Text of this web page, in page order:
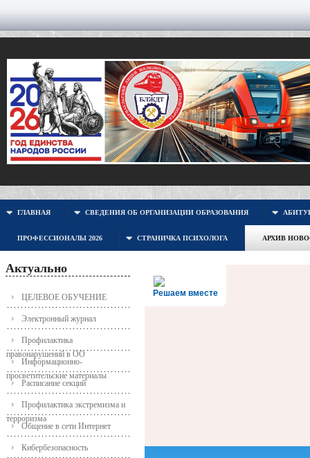
ГЛАВНАЯ СВЕДЕНИЯ ОБ ОРГАНИЗАЦИИ ОБРАЗОВАНИЯ
ПРОФЕССИОНАЛЫ 2026 СТРАНИЧКА ПСИХОЛОГА АРХИВ
Актуально
ЦЕЛЕВОЕ ОБУЧЕНИЕ
Электронный журнал
Профилактика
правонарушений в ОО
Информационно-
просветительские материалы
Расписание секций
Профилактика экстремизма и
терроризма
Общение в сети Интернет
Кибербезопасность
Решаем вместе